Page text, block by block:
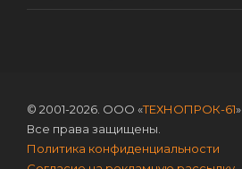
© 2001-2026. ООО «ТЕХНОПРОК-61».
Все права защищены.
Политика конфиденциальности